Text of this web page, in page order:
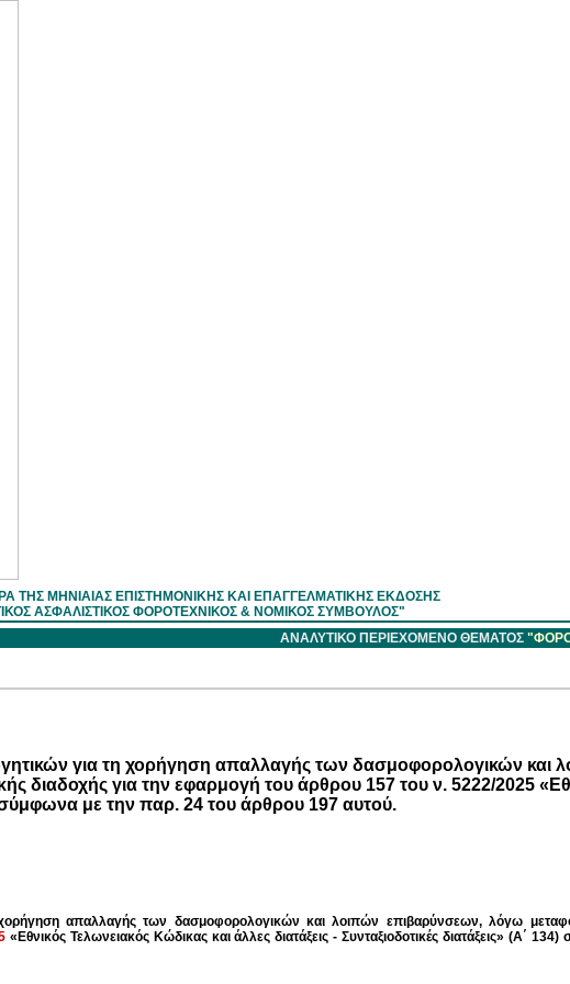
ΤΗΣ ΜΗΝΙΑΙΑΣ ΕΠΙΣΤΗΜOΝΙΚΗΣ ΚΑΙ ΕΠΑΓΓΕΛΜΑΤΙΚΗΣ ΕΚΔΟΣΗΣ
ΑΣΦΑΛΙΣΤΙΚΟΣ ΦΟΡΟΤΕΧΝΙΚΟΣ & ΝΟΜΙΚΟΣ ΣΥΜΒΟΥΛΟΣ"
ΑΝΑΛΥΤΙΚΟ ΠΕΡΙΕΧΟΜΕΝΟ ΘΕΜΑΤΟΣ
για τη χορήγηση απαλλαγής των δασμοφορολογικών
διαδοχής για την εφαρμογή του άρθρου 157 του ν. 5222/2025
σύμφωνα με την παρ. 24 του άρθρου 197 αυτού.
χορήγηση απαλλαγής των δασμοφορολογικών και λοιπών επιβαρύνσεων, λόγω
«Εθνικός Τελωνειακός Κώδικας και άλλες διατάξεις - Συνταξιοδοτικές διατάξεις» (Α΄